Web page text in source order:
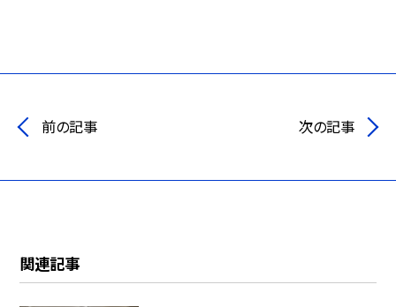
前の記事 次の記事
関連記事